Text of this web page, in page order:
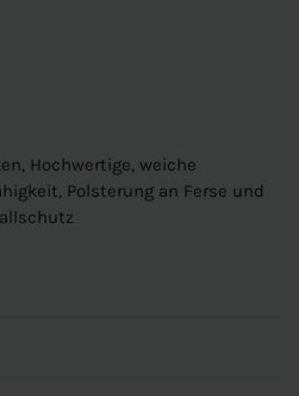
Hochwertige, weiche
Polsterung an Ferse und